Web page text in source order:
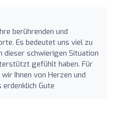
berührenden und
Es bedeutet uns viel zu
dieser schwierigen Situation
gefühlt haben. Für
Ihnen von Herzen und
erdenklich Gute